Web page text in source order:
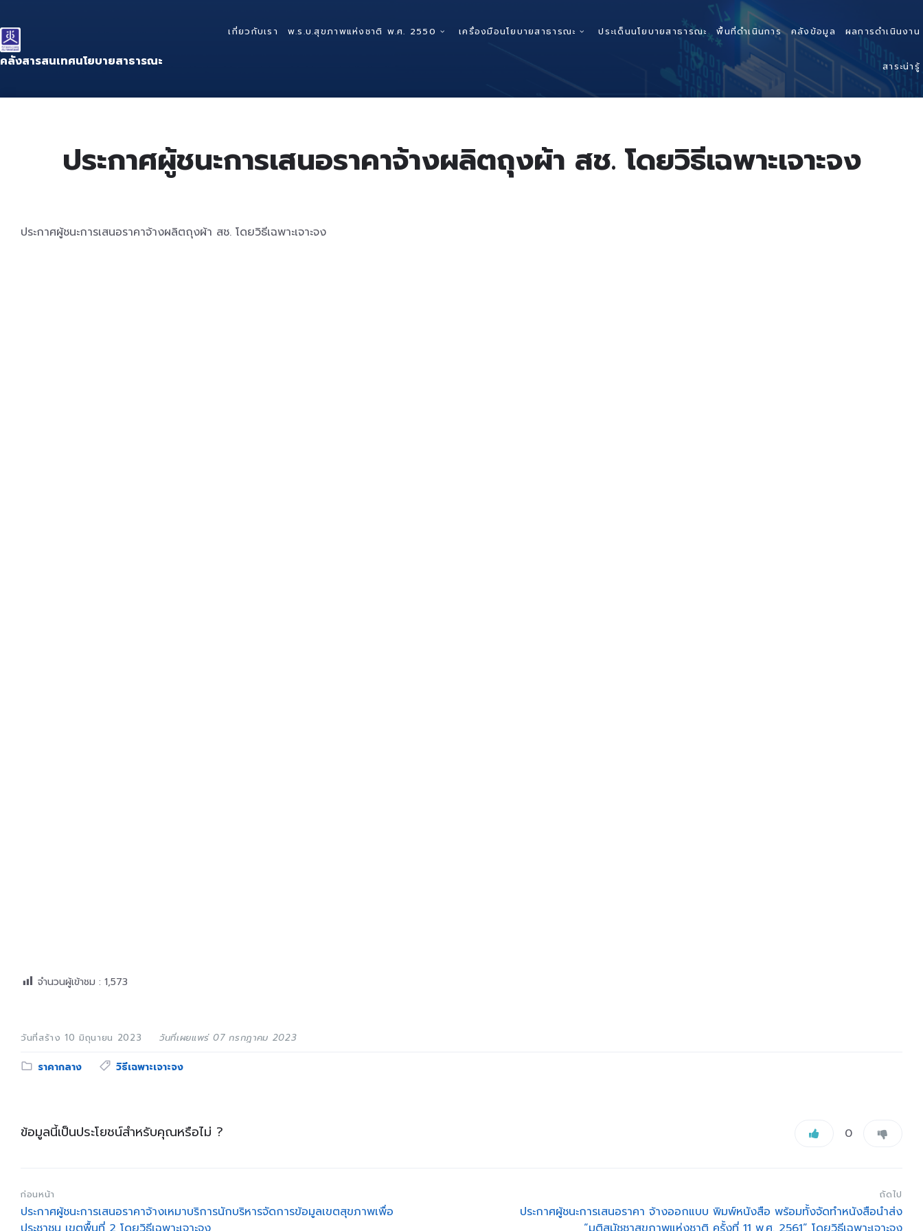
to
content
to
main
navigation
to
footer
คลังสารสนเทศนโยบายสาธารณะ
เกี่ยวกับเรา พ.ร.บ.สุขภาพแห่งชาติ พ.ศ. 2550 เครื่องมือนโยบายสาธารณะ ประเด็นนโยบายสาธารณะ พื้นที่ดำเนินการ คลังข้อมูล ผลการดำเนินงาน
สาระน่ารู้
ประกาศผู้ชนะการเสนอราคาจ้างผลิตถุงผ้า สช. โดยวิธีเฉพาะเจาะจง
ประกาศผู้ชนะการเสนอราคาจ้างผลิตถุงผ้า สช. โดยวิธีเฉพาะเจาะจง
จำนวนผู้เข้าชม : 1,573
วันที่สร้าง 10 มิถุนายน 2023 วันที่เผยแพร่ 07 กรกฎาคม 2023
Category:
ราคากลาง Tags:
วิธีเฉพาะเจาะจง
ข้อมูลนี้เป็นประโยชน์สำหรับคุณหรือไม่ ? 0
ถัดไป
ประกาศผู้ชนะการเสนอราคา จ้างออกแบบ พิมพ์หนังสือ พร้อมทั้งจัดทำหนังสือนำส่ง
ก่อนหน้า
ประกาศผู้ชนะการเสนอราคาจ้างเหมาบริการนักบริหารจัดการข้อมูลเขตสุขภาพเพื่อ